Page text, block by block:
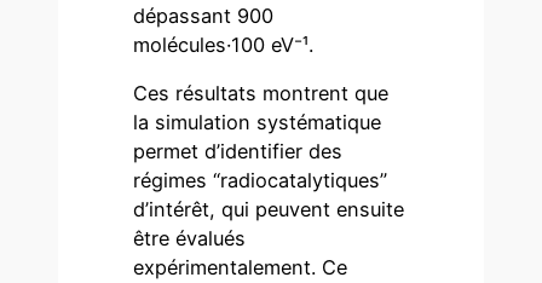
dépassant 900
molécules·100 eV⁻¹.
Ces résultats montrent que
la simulation systématique
permet d’identifier des
régimes “radiocatalytiques”
d’intérêt, qui peuvent ensuite
être évalués
expérimentalement. Ce